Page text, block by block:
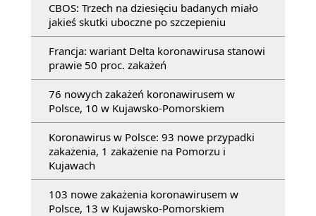
CBOS: Trzech na dziesięciu badanych miało
jakieś skutki uboczne po szczepieniu
Francja: wariant Delta koronawirusa stanowi
prawie 50 proc. zakażeń
76 nowych zakażeń koronawirusem w
Polsce, 10 w Kujawsko-Pomorskiem
Koronawirus w Polsce: 93 nowe przypadki
zakażenia, 1 zakażenie na Pomorzu i
Kujawach
103 nowe zakażenia koronawirusem w
Polsce, 13 w Kujawsko-Pomorskiem